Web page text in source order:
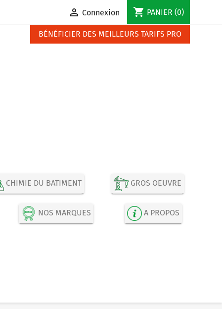
 Connexion shopping_cart PANIER (0)
BÉNÉFICIER DES MEILLEURS TARIFS PRO
CHIMIE DU BATIMENT GROS OEUVRE
NOS MARQUES A PROPOS